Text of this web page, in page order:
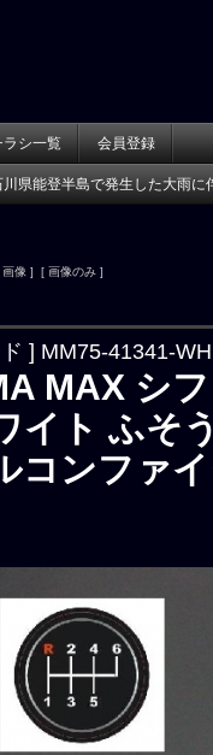
ラシ一覧 会員登録
川県能登半島で発生した大雨に
像 ] [ 画像のみ ]
] MM75-41341-WH
MAX シ
イト ふそ
コンファ